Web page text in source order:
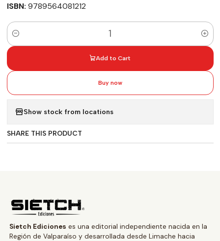
ISBN: 9789564081212
Quantity
Add to Cart
Buy now
Show stock from locations
SHARE THIS PRODUCT
Sietch Ediciones es una editorial independiente nacida en la
Región de Valparaíso y desarrollada desde Limache hacia